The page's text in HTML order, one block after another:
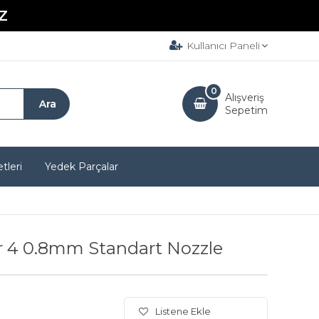
Kullanıcı Paneli
Alışveriş
Sepetim
0
Yedek Parçalar
4 0.8mm Standart Nozzle
Listene Ekle